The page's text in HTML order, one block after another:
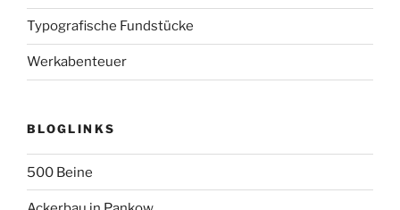
Typografische Fundstücke
Werkabenteuer
BLOGLINKS
500 Beine